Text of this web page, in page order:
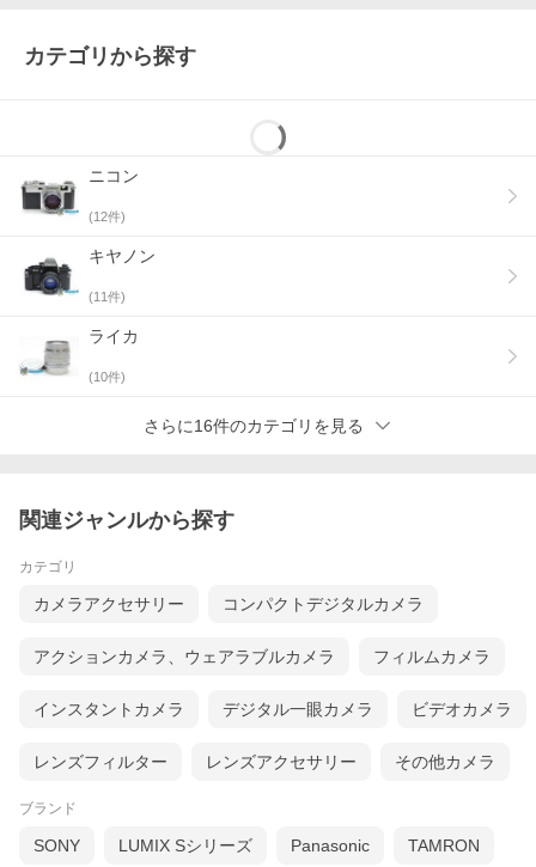
カテゴリから探す
ニコン
(12件)
キヤノン
(11件)
ライカ
(10件)
さらに16件のカテゴリを見る
関連ジャンルから探す
カテゴリ
カメラアクセサリー コンパクトデジタルカメラ
アクションカメラ、ウェアラブルカメラ フィルムカメラ
インスタントカメラ デジタル一眼カメラ ビデオカメラ
レンズフィルター レンズアクセサリー その他カメラ
ブランド
SONY LUMIX Sシリーズ Panasonic TAMRON